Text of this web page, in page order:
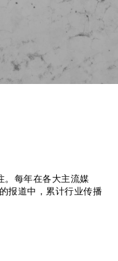
。每年在各大主流媒
报道中，累计行业传播